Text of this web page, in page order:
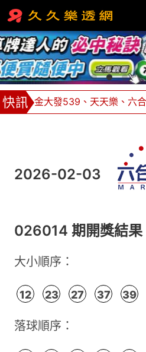
金大發539、天天樂、六
牌支價格挑戰市場最低價，單邊下
全館返水0.8%，返水無極限 ！
2026-02-03
026014 期開獎結果
大小順序：
12 23 27 37 39
落球順序：